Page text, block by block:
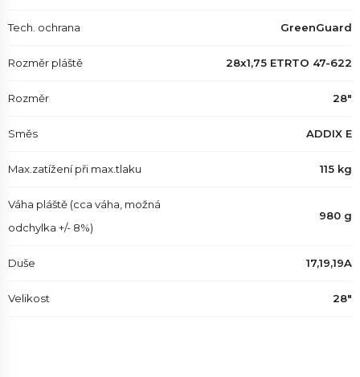
Tech. ochrana GreenGuard
Rozměr pláště 28x1,75 ETRTO 47-622
Rozměr 28"
Směs ADDIX E
Max.zatížení při max.tlaku 115 kg
Váha pláště (cca váha, možná
odchylka +/- 8%)
980 g
Duše 17,19,19A
Velikost 28"